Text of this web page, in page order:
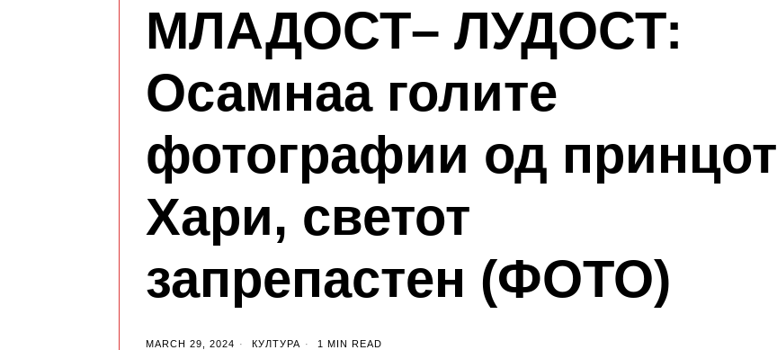
МЛАДОСТ– ЛУДОСТ:
Осамнаа голите
фотографии од принцот
Хари, светот
запрепастен (ФОТО)
MARCH 29, 2024 КУЛТУРА 1 MIN READ